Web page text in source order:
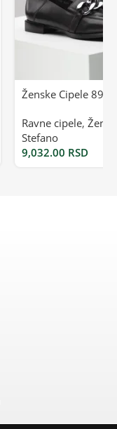
Ženske Cipele
Ravne cipele,
Stefano
9,032.00 RSD